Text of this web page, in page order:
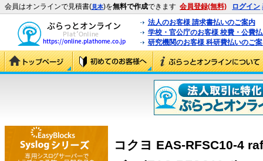
会員はオンラインで見積書(見本)を無料で作成できます 会員登録(無料) ログイン
法人のお客様 請求書払いのご案内
学校・官公庁のお客様 校費・公費
研究機関のお客様 科研費払いのご
コクヨ EAS-RFSC10-4